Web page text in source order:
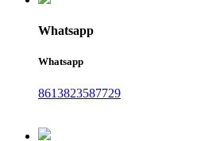
Whatsapp
Whatsapp
8613823587729